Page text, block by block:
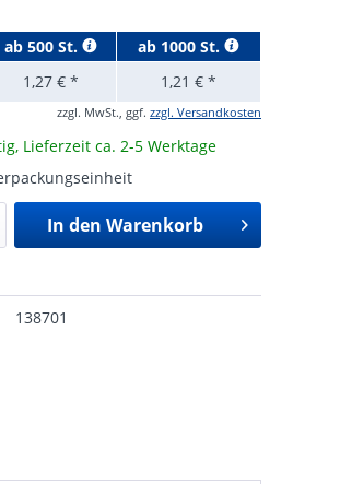
ab500 St. ab 1000 St.
1,27 € * 1,21 € *
zzgl. MwSt., ggf. zzgl. Versandkosten
Lieferzeit ca. 2-5 Werktage
In den Warenkorb
138701